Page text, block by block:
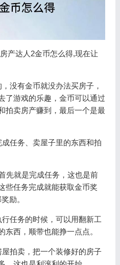
产达人2金币怎么得,现在让
没有金币就没办法买房子，
了游戏的乐趣，金币可以通过
拍卖房产赚到，最后一个是最
任务、卖屋子里的东西和拍
先就是完成任务，这也是前
些任务完成就能获取金币奖
励。
任务的时候，可以用翻新工
西，顺带也能挣一点点。
拍卖，把一个装修好的房子